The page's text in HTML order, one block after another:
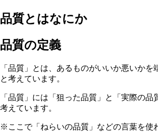
品質とはなにか
品質の定義
「品質」とは、あるものがいいか悪いかを
と考えています。
「品質」には「狙った品質」と「実際の品
考えています。
※ここで「ねらいの品質」などの言葉を使